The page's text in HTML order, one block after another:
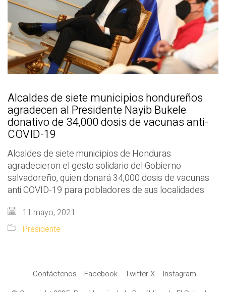
Alcaldes de siete municipios hondureños
agradecen al Presidente Nayib Bukele
donativo de 34,000 dosis de vacunas anti-
COVID-19
Alcaldes de siete municipios de Honduras
agradecieron el gesto solidario del Gobierno
salvadoreño, quien donará 34,000 dosis de vacunas
anti COVID-19 para pobladores de sus localidades.
11 mayo, 2021
Presidente
Contáctenos Facebook Twitter X
Instagram